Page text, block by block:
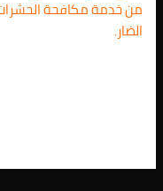
من خدمة مكافحة الحشرات
الضار.